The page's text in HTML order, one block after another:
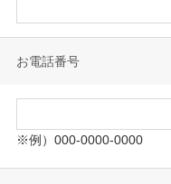
お電話番号
※例）000-0000-0000